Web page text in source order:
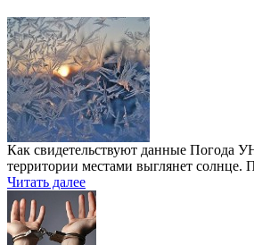
Как свидетельствуют данные Погода
территории местами выглянет солнце.
Читать далее